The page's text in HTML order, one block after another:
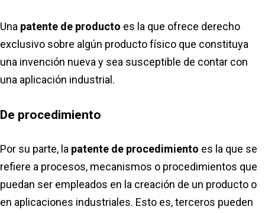
Una patente de producto es la que ofrece derecho
exclusivo sobre algún producto físico que constituya
una invención nueva y sea susceptible de contar con
una aplicación industrial.
De procedimiento
Por su parte, la patente de procedimiento es la que se
refiere a procesos, mecanismos o procedimientos que
puedan ser empleados en la creación de un producto o
en aplicaciones industriales. Esto es, terceros pueden